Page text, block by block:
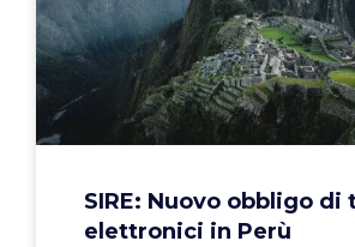
SIRE: Nuovo obbligo
elettronici in Perù